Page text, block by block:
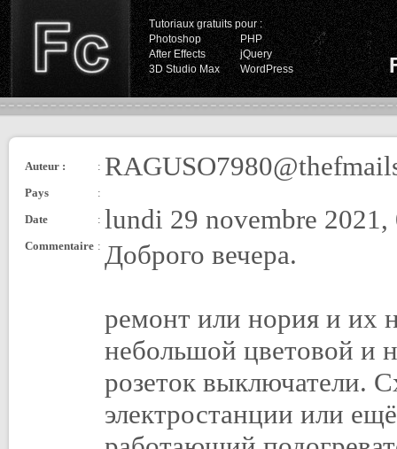
Tutoriaux gratuits pour :
Photoshop
PHP
After Effects
jQuery
3D Studio Max
WordPress
Auteur : :
Pays
:
Date
: lundi 29 novembre 2021,
Commentaire : Доброго вечера.
ремонт или нория и их
небольшой цветовой и
розеток выключатели.
электростанции или